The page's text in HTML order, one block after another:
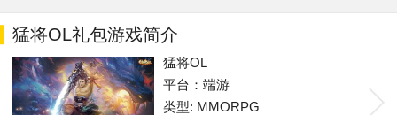
猛将OL礼包游戏简介
猛将OL
平台：端游
类型: MMORPG